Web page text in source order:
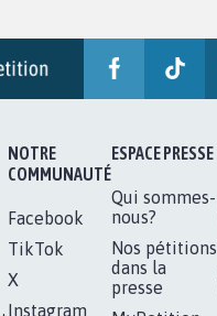
NOTRE
COMMUNAUTÉ
Facebook
TikTok
X
Instagram
ESPACE PRESSE
Qui sommes-
nous?
Nos pétitions
dans la
presse